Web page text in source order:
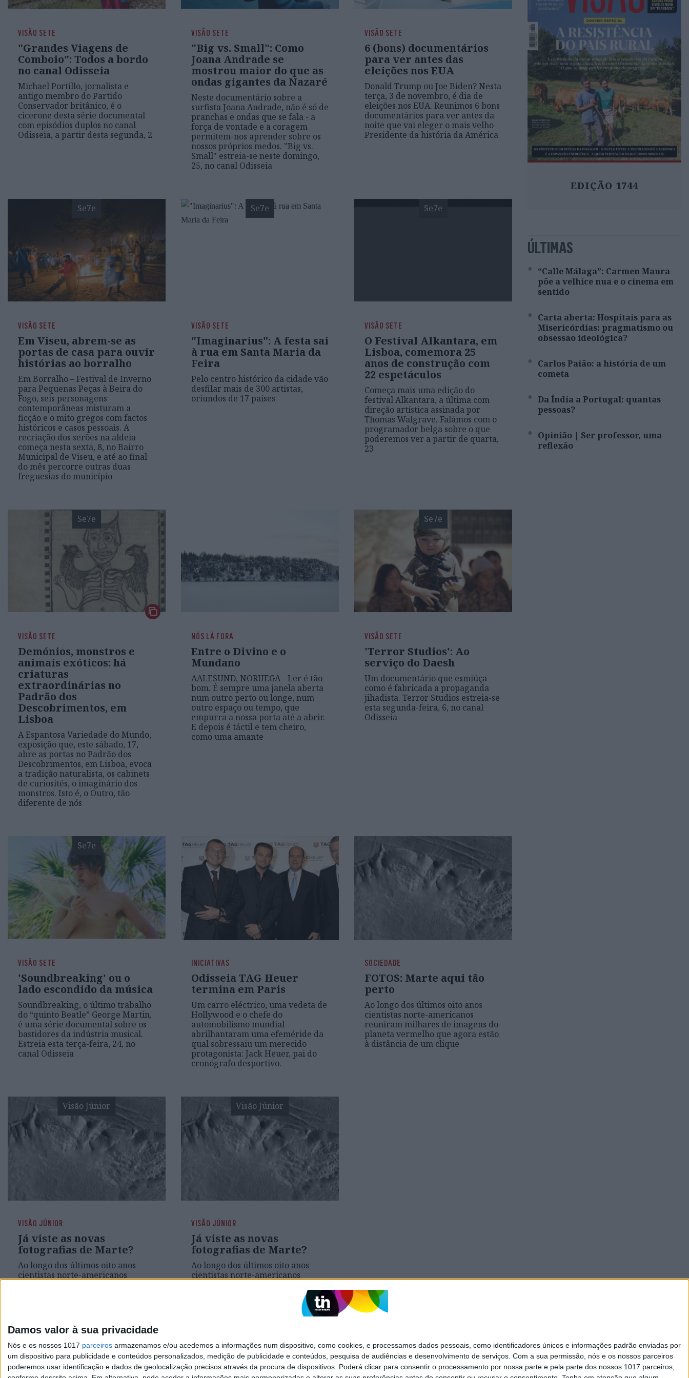
Damos valor à sua privacidade
Nós e os nossos 1017 parceiros armazenamos e/ou acedemos a informações num dispositivo, como cookies, e processamos dados pessoais, como identificadores únicos e informações padrão enviadas por
um dispositivo para publicidade e conteúdos personalizados, medição de publicidade e conteúdos, pesquisa de audiências e desenvolvimento de serviços. Com a sua permissão, nós e os nossos parceiros
poderemos usar identificação e dados de geolocalização precisos através da procura de dispositivos. Poderá clicar para consentir o processamento por nossa parte e pela parte dos nossos 1017 parceiros,
VISÃO SETE
"Grandes Viagens de
Comboio": Todos a bordo
no canal Odisseia
Michael Portillo, jornalista e
antigo membro do Partido
Conservador britânico, é o
cicerone desta série documental
com episódios duplos no canal
Odisseia, a partir desta segunda, 2
VISÃO SETE
"Big vs. Small": Como
Joana Andrade se
mostrou maior do que as
ondas gigantes da Nazaré
Neste documentário sobre a
surfista Joana Andrade, não é só de
pranchas e ondas que se fala - a
força de vontade e a coragem
permitem-nos aprender sobre os
nossos próprios medos. "Big vs.
Small" estreia-se neste domingo,
25, no canal Odisseia
VISÃO SETE
6 (bons) documentários
para ver antes das
eleições nos EUA
Donald Trump ou Joe Biden? Nesta
terça, 3 de novembro, é dia de
eleições nos EUA. Reunimos 6 bons
documentários para ver antes da
noite que vai eleger o mais velho
Presidente da história da América
Se7e
VISÃO SETE
Em Viseu, abrem-se as
portas de casa para ouvir
histórias ao borralho
Em Borralho – Festival de Inverno
para Pequenas Peças à Beira do
Fogo, seis personagens
contemporâneas misturam a
ficção e o mito gregos com factos
históricos e casos pessoais. A
recriação dos serões na aldeia
começa nesta sexta, 8, no Bairro
Municipal de Viseu, e até ao final
do mês percorre outras duas
freguesias do município
Se7e
VISÃO SETE
"Imaginarius": A festa sai
à rua em Santa Maria da
Feira
Pelo centro histórico da cidade vão
desfilar mais de 300 artistas,
oriundos de 17 países
Se7e
VISÃO SETE
O Festival Alkantara, em
Lisboa, comemora 25
anos de construção com
22 espetáculos
Começa mais uma edição do
festival Alkantara, a última com
direção artística assinada por
Thomas Walgrave. Falámos com o
programador belga sobre o que
poderemos ver a partir de quarta,
23
Se7e
VISÃO SETE
Demónios, monstros e
animais exóticos: há
criaturas
extraordinárias no
Padrão dos
Descobrimentos, em
Lisboa
A Espantosa Variedade do Mundo,
exposição que, este sábado, 17,
abre as portas no Padrão dos
Descobrimentos, em Lisboa, evoca
a tradição naturalista, os cabinets
de curiosités, o imaginário dos
monstros. Isto é, o Outro, tão
diferente de nós
NÓS LÁ FORA
Entre o Divino e o
Mundano
AALESUND, NORUEGA - Ler é tão
bom. É sempre uma janela aberta
num outro perto ou longe, num
outro espaço ou tempo, que
empurra a nossa porta até a abrir.
E depois é táctil e tem cheiro,
como uma amante
Se7e
VISÃO SETE
'Terror Studios': Ao
serviço do Daesh
Um documentário que esmiúça
como é fabricada a propaganda
jihadista. Terror Studios estreia-se
esta segunda-feira, 6, no canal
Odisseia
Se7e
VISÃO SETE
'Soundbreaking' ou o
lado escondido da música
Soundbreaking, o último trabalho
do “quinto Beatle” George Martin,
é uma série documental sobre os
bastidores da indústria musical.
Estreia esta terça-feira, 24, no
canal Odisseia
INICIATIVAS
Odisseia TAG Heuer
termina em Paris
Um carro eléctrico, uma vedeta de
Hollywood e o chefe do
automobilismo mundial
abrilhantaram uma efeméride da
qual sobressaiu um merecido
protagonista: Jack Heuer, pai do
cronógrafo desportivo.
SOCIEDADE
FOTOS: Marte aqui tão
perto
Ao longo dos últimos oito anos
cientistas norte-americanos
reuniram milhares de imagens do
planeta vermelho que agora estão
à distância de um clique
Visão Júnior
VISÃO JÚNIOR
Já viste as novas
fotografias de Marte?
Ao longo dos últimos oito anos
cientistas norte-americanos
Visão Júnior
VISÃO JÚNIOR
Já viste as novas
fotografias de Marte?
Ao longo dos últimos oito anos
cientistas norte-americanos
planeta vermelho que agora estão
EDIÇÃO 1744
ÚLTIMAS
“Calle Málaga”: Carmen Maura
põe a velhice nua e o cinema em
sentido
Carta aberta: Hospitais para as
Misericórdias: pragmatismo ou
obsessão ideológica?
Carlos Paião: a história de um
cometa
Da Índia a Portugal: quantas
pessoas?
Opinião | Ser professor, uma
reflexão
SITES DO GRUPO TRUST IN NEWS